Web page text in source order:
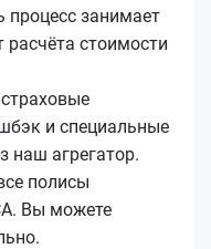
занимает
расчёта стоимости
и специальные
наш агрегатор.
полисы
Вы можете